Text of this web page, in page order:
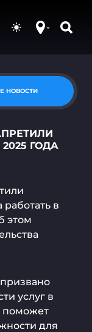
НОВОСТИ
ГОДА
в
этом
услуг в
поможет
для